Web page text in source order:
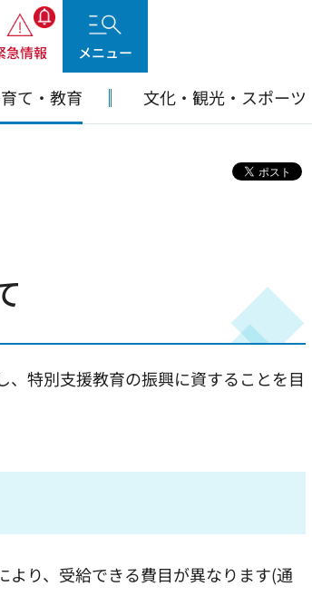
急情報 メニュー
て・教育 文化・観光・スポーツ
特別支援教育の振興に資することを目
り、受給できる費目が異なります(通